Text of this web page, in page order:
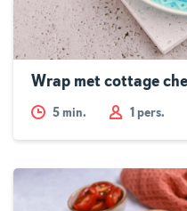
Wrap met cottage
5 min. 1 pers.